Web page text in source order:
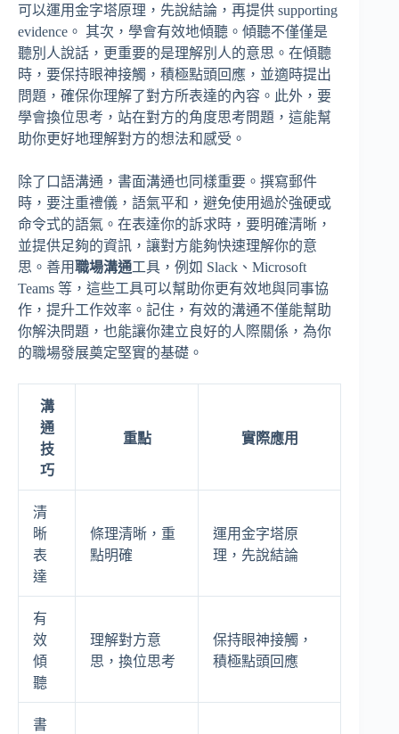
可以運用金字塔原理，先說結論，再提供 supporting
evidence。 其次，學會有效地傾聽。傾聽不僅僅是
聽別人說話，更重要的是理解別人的意思。在傾聽
時，要保持眼神接觸，積極點頭回應，並適時提出
問題，確保你理解了對方所表達的內容。此外，要
學會換位思考，站在對方的角度思考問題，這能幫
助你更好地理解對方的想法和感受。
除了口語溝通，書面溝通也同樣重要。撰寫郵件
時，要注重禮儀，語氣平和，避免使用過於強硬或
命令式的語氣。在表達你的訴求時，要明確清晰，
並提供足夠的資訊，讓對方能夠快速理解你的意
思。善用職場溝通工具，例如 Slack、Microsoft
Teams 等，這些工具可以幫助你更有效地與同事協
作，提升工作效率。記住，有效的溝通不僅能幫助
你解決問題，也能讓你建立良好的人際關係，為你
的職場發展奠定堅實的基礎。
溝
通
技
巧
重點 實際應用
清
晰
表
達
條理清晰，重
點明確
運用金字塔原
理，先說結論
有
效
傾
聽
理解對方意
思，換位思考
保持眼神接觸，
積極點頭回應
書